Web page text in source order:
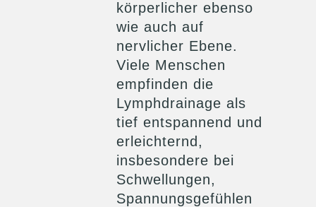
körperlicher ebenso
wie auch auf
nervlicher Ebene.
Viele Menschen
empfinden die
Lymphdrainage als
tief entspannend und
erleichternd,
insbesondere bei
Schwellungen,
Spannungsgefühlen